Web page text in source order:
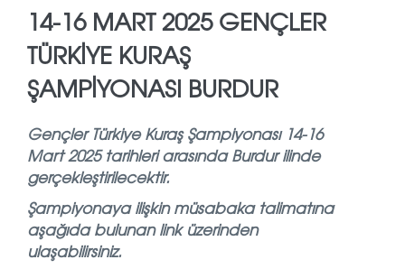
14-16 MART 2025 GENÇLER
TÜRKİYE KURAŞ
ŞAMPİYONASI BURDUR
Gençler Türkiye Kuraş Şampiyonası 14-16
Mart 2025 tarihleri arasında Burdur ilinde
gerçekleştirilecektir.
Şampiyonaya ilişkin müsabaka talimatına
aşağıda bulunan link üzerinden
ulaşabilirsiniz.